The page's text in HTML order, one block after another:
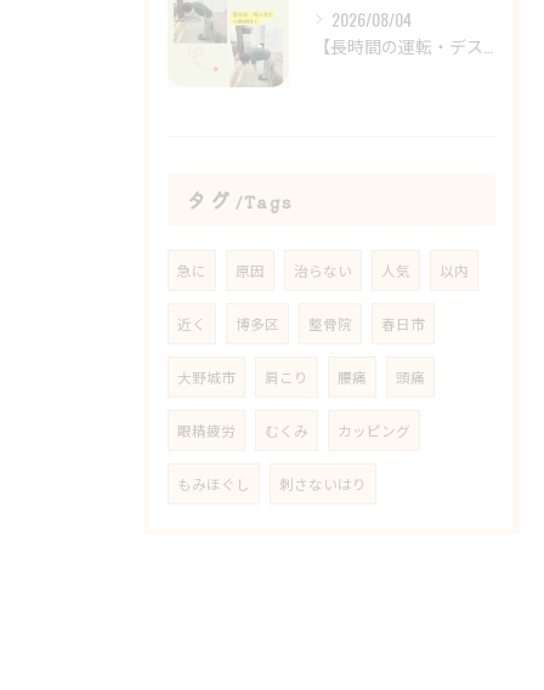
2026/08/04
タグ Tags
急に 原因 治らない 人気 以内
近く 博多区 整骨院 春日市
大野城市 肩こり 腰痛 頭痛
眼精疲労 むくみ カッピング
もみほぐし 刺さないはり